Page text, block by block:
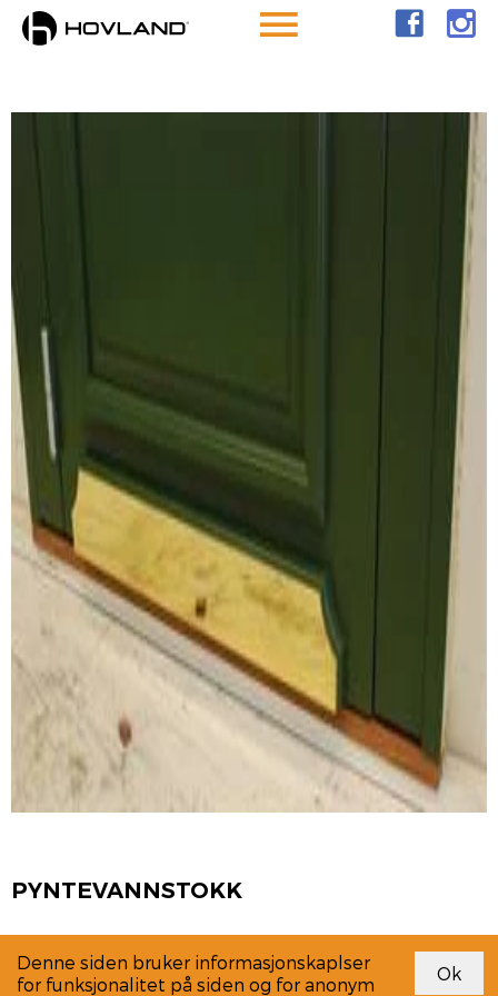
PYNTEVANNSTOKK
Link
Denne siden bruker informasjonskaplser
for funksjonalitet på siden og for anonym